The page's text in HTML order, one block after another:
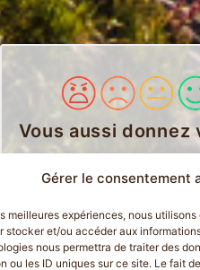
Gérer le consentement
meilleures expériences, nous
stocker et/ou accéder aux
nous permettra de traiter des
ou les ID uniques sur ce site. Le fait
Vous aussi donnez